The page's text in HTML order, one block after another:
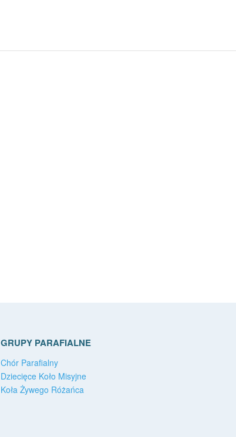
GRUPY PARAFIALNE
Chór Parafialny
Dziecięce Koło Misyjne
Koła Żywego Różańca